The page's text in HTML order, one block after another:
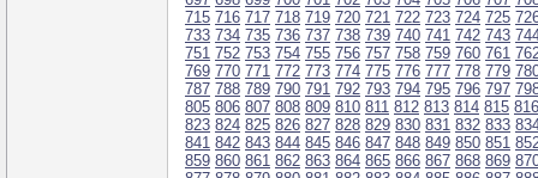
715 716 717 718 719 720 721 722 723 724 725
733 734 735 736 737 738 739 740 741 742 743
751 752 753 754 755 756 757 758 759 760 761
769 770 771 772 773 774 775 776 777 778 779
787 788 789 790 791 792 793 794 795 796 797
805 806 807 808 809 810 811 812 813 814 815 816
823 824 825 826 827 828 829 830 831 832 833
841 842 843 844 845 846 847 848 849 850 851
859 860 861 862 863 864 865 866 867 868 869